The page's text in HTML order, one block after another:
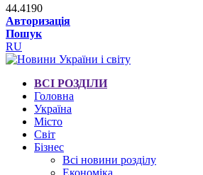
44.4190
Авторизація
Пошук
RU
ВСІ РОЗДІЛИ
Головна
Україна
Місто
Світ
Бізнес
Всі новини розділу
Економіка